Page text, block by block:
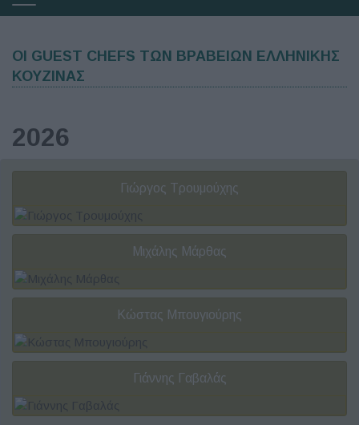
Πλοήγηση
Βραβεία
Ελληνικής
Κουζίνας
ΟΙ GUEST CHEFS ΤΩΝ ΒΡΑΒΕΙΩΝ ΕΛΛΗΝΙΚΗΣ
ΚΟΥΖΙΝΑΣ
2026
Γιώργος Τρουμούχης
Μιχάλης Μάρθας
Κώστας Μπουγιούρης
Γιάννης Γαβαλάς